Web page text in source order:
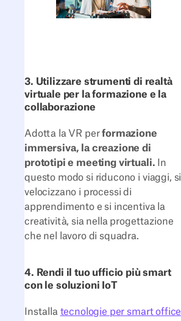
3. Utilizzare strumenti di realtà
virtuale per la formazione e la
collaborazione
Adotta la VR performazione
immersiva, la creazione di
prototipi e meeting virtuali. In
questo modo si riducono i viaggi, si
velocizzano i processi di
apprendimento e si incentiva la
creatività, sia nella progettazione
che nel lavoro di squadra.
4. Rendi il tuo ufficio più smart
con le soluzioni IoT
Installa tecnologie per smart office